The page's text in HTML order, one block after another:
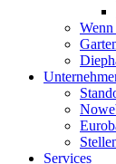
Services